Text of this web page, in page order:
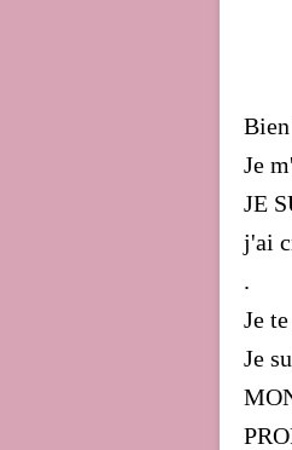
Je
JE
j'ai
.
Je
Je